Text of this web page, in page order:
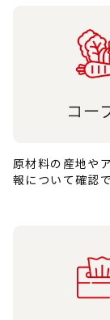
原材料の産地や
報について確認